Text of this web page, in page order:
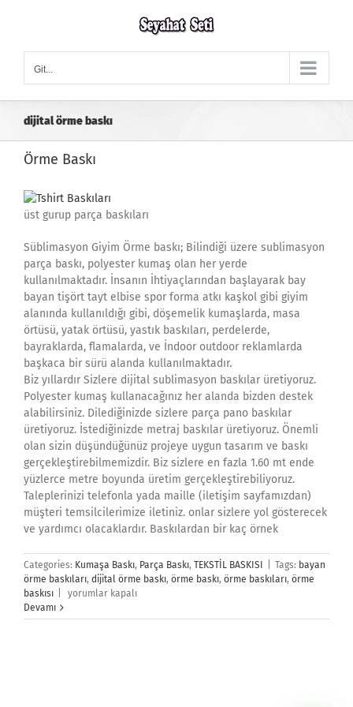
Git...
dijital örme baskı
Örme Baskı
üst gurup parça baskıları
Süblimasyon Giyim Örme baskı; Bilindiği üzere sublimasyon
parça baskı, polyester kumaş olan her yerde
kullanılmaktadır. İnsanın İhtiyaçlarından başlayarak bay
bayan tişört tayt elbise spor forma atkı kaşkol gibi giyim
alanında kullanıldığı gibi, döşemelik kumaşlarda, masa
örtüsü, yatak örtüsü, yastık baskıları, perdelerde,
bayraklarda, flamalarda, ve İndoor outdoor reklamlarda
başkaca bir sürü alanda kullanılmaktadır.
Biz yıllardır Sizlere dijital sublimasyon baskılar üretiyoruz.
Polyester kumaş kullanacağınız her alanda bizden destek
alabilirsiniz. Dilediğinizde sizlere parça pano baskılar
üretiyoruz. İstediğinizde metraj baskılar üretiyoruz. Önemli
olan sizin düşündüğünüz projeye uygun tasarım ve baskı
gerçekleştirebilmemizdir. Biz sizlere en fazla 1.60 mt ende
yüzlerce metre boyunda üretim gerçekleştirebiliyoruz.
Taleplerinizi telefonla yada maille (iletişim sayfamızdan)
müşteri temsilcilerimize iletiniz. onlar sizlere yol gösterecek
ve yardımcı olacaklardır. Baskılardan bir kaç örnek
Categories: Kumaşa Baskı, Parça Baskı, TEKSTİL BASKISI Tags: bayan
örme baskıları, dijital örme baskı, örme baskı, örme baskıları, örme
baskısı
Örme
için
yorumlar kapalı
Devamı